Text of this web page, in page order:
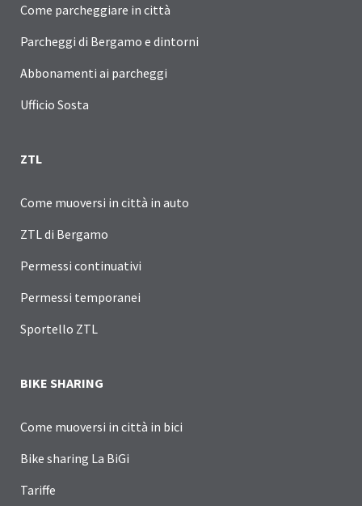
Come parcheggiare in città
Parcheggi di Bergamo e dintorni
Abbonamenti ai parcheggi
Ufficio Sosta
ZTL
Come muoversi in città in auto
ZTL di Bergamo
Permessi continuativi
Permessi temporanei
Sportello ZTL
BIKE SHARING
Come muoversi in città in bici
Bike sharing La BiGi
Tariffe